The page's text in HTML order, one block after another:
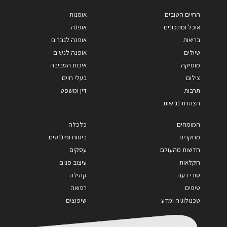
החיים הטובים
אוכל ומתכונים
בריאות
טיולים
מוסיקה
צילום
תרבות
הצהרת נגישות
אומנות
אופנה
אופנה לגברים
אופנה לנשים
איכות הסביבה
בעלי חיים
דין ומשפט
המומחים
מחקרים
חדשות מהעולם
חקלאות
טורי דעה
טיפים
טכנולוגיה ומדע
כלכלה
ביטוח ופיננסים
עסקים
עיצוב פנים
קהילה
רפואה
שיפוצים